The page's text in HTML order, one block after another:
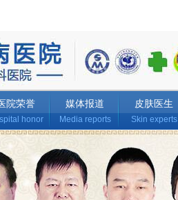
院荣誉
honor
媒体报道
Media reports
皮肤医生
Skin experts